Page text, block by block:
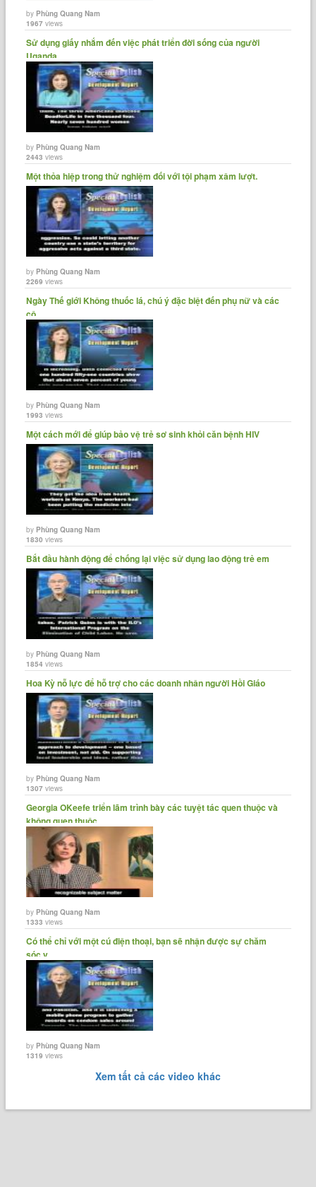
byPhùng Quang Nam
1967 views
Sử dụng giấy nhắm đến việc phát triển đời sống của người
Uganda.
byPhùng Quang Nam
2443 views
Một thỏa hiệp trong thử nghiệm đối với tội phạm xâm lượt.
byPhùng Quang Nam
2269 views
Ngày Thế giới Không thuốc lá, chú ý đặc biệt đến phụ nữ và các
cô......
byPhùng Quang Nam
1993 views
Một cách mới để giúp bảo vệ trẻ sơ sinh khỏi căn bệnh HIV
byPhùng Quang Nam
1830 views
Bắt đầu hành động để chống lại việc sử dụng lao động trẻ em
byPhùng Quang Nam
1854 views
Hoa Kỳ nỗ lực để hỗ trợ cho các doanh nhân người Hồi Giáo
byPhùng Quang Nam
1307 views
Georgia OKeefe triển lãm trình bày các tuyệt tác quen thuộc và
không quen thuộc.
byPhùng Quang Nam
1333 views
Có thể chỉ với một cú điện thoại, bạn sẽ nhận được sự chăm
sóc y......
byPhùng Quang Nam
1319 views
Xem tất cả các video khác